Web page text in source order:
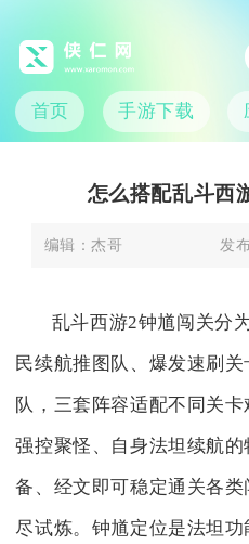
首页 手游下载
怎么搭配乱斗西
编辑：杰哥 发
乱斗西游2钟馗闯关分
民续航推图队、爆发速刷
队，三套阵容适配不同关
强控聚怪、自身法坦续航
备、经文即可稳定通关各
尽试炼。钟馗定位是法坦